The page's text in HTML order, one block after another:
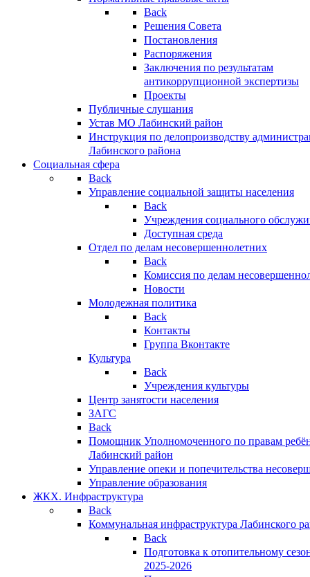
Back
Решения Совета
Постановления
Распоряжения
Заключения по результатам
антикоррупционной экспертизы
Проекты
Публичные слушания
Устав МО Лабинский район
Инструкция по делопроизводству
Лабинского района
Социальная сфера
Back
Управление социальной защиты населения
Back
Учреждения социального
Доступная среда
Отдел по делам несовершеннолетних
Back
Комиссия по делам
Новости
Молодежная политика
Back
Контакты
Группа Вконтакте
Культура
Back
Учреждения культуры
Центр занятости населения
ЗАГС
Back
Помощник Уполномоченного по правам
Лабинский район
Управление опеки и попечительства
Управление образования
ЖКХ. Инфраструктура
Back
Коммунальная инфраструктура Лабинского
Back
Подготовка к отопительному
2025-2026